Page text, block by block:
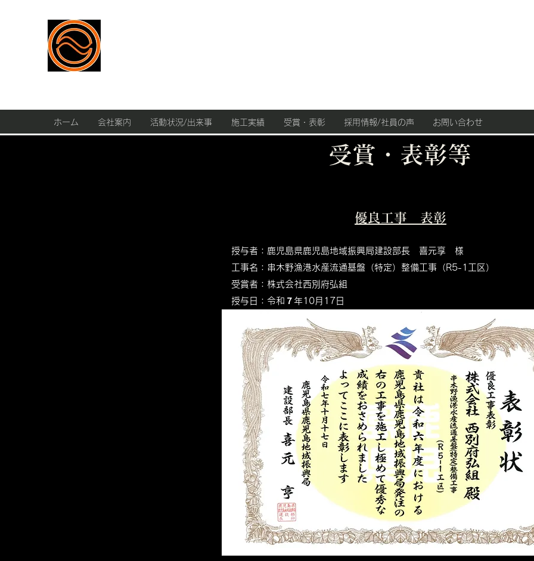
ホーム 会社案内 活動状況/出来事 施工実績 受賞・表彰 採用情報/社員の声 お問い合わせ
受賞・表彰等
優良工事 表彰
授与者：鹿児島県鹿児島地域振興局建設部長 喜元享 様
​工事名：串木野漁港水産流通基盤（特定）整備工事（R5-1工区）
受賞者：株式会社西別府弘組
授与日：令和７年10月17日